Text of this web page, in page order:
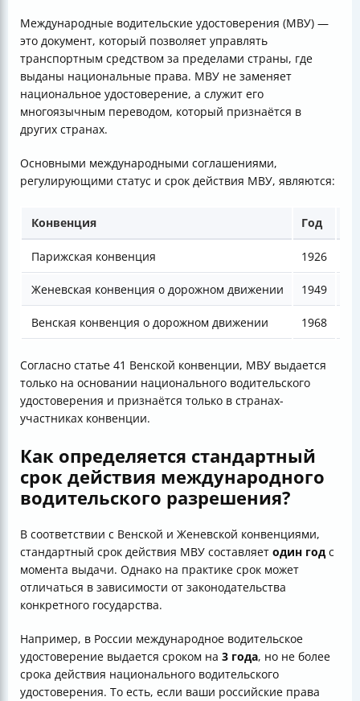
Международные водительские удостоверения (МВУ) —
это документ, который позволяет управлять
транспортным средством за пределами страны, где
выданы национальные права. МВУ не заменяет
национальное удостоверение, а служит его
многоязычным переводом, который признаётся в
других странах.
Основными международными соглашениями,
регулирующими статус и срок действия МВУ, являются:
Конвенция Год
Парижская конвенция 1926
Женевская конвенция о дорожном движении 1949
Венская конвенция о дорожном движении 1968
Согласно статье 41 Венской конвенции, МВУ выдается
только на основании национального водительского
удостоверения и признаётся только в странах-
участниках конвенции.
Как определяется стандартный
срок действия международного
водительского разрешения?
В соответствии с Венской и Женевской конвенциями,
стандартный срок действия МВУ составляет один год с
момента выдачи. Однако на практике срок может
отличаться в зависимости от законодательства
конкретного государства.
Например, в России международное водительское
удостоверение выдается сроком на 3 года, но не более
срока действия национального водительского
удостоверения. То есть, если ваши российские права